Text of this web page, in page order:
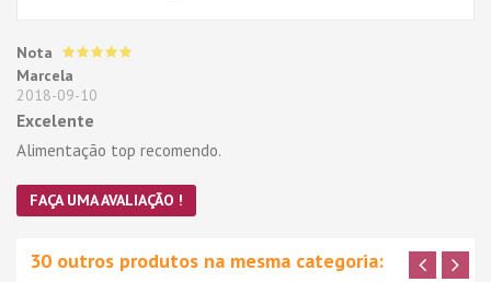
Nota
Marcela
2018-09-10
Excelente
Alimentação top recomendo.
FAÇA UMA AVALIAÇÃO !
30 outros produtos na mesma categoria: